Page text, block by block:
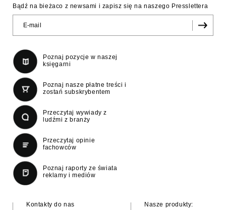
Bądź na bieżaco z newsami i zapisz się na naszego Presslettera
Poznaj pozycje w naszej
księgarni
Poznaj nasze płatne treści i
zostań subskrybentem
Przeczytaj wywiady z
ludźmi z branży
Przeczytaj opinie
fachowców
Poznaj raporty ze świata
reklamy i mediów
Kontakty do nas
Nasze produkty: